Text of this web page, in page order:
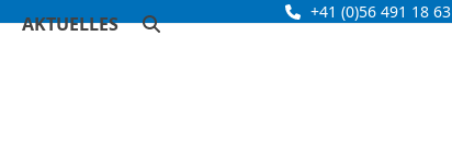
+41 (0)56 491 18 63
AKTUELLES